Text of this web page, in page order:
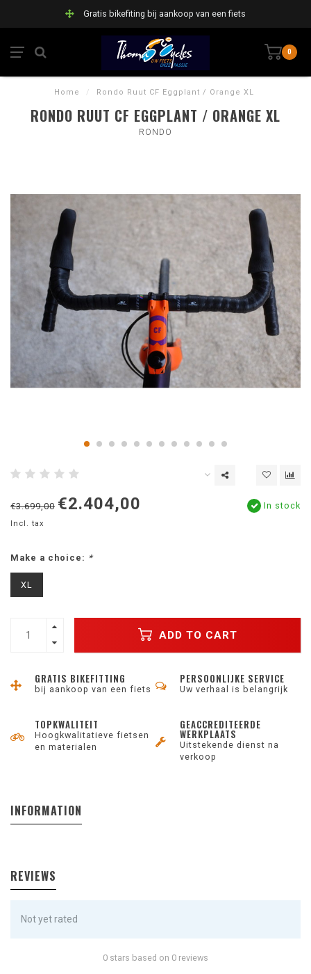
Gratis bikefiting bij aankoop van een fiets
0
Home / Rondo Ruut CF Eggplant / Orange XL
RONDO RUUT CF EGGPLANT / ORANGE XL
RONDO
€3.699,00 €2.404,00
Incl. tax
In stock
Make a choice: *
XL
ADD TO CART
GRATIS BIKEFITTING
bij aankoop van een fiets
PERSOONLIJKE SERVICE
Uw verhaal is belangrijk
TOPKWALITEIT
Hoogkwalitatieve fietsen
en materialen
GEACCREDITEERDE
WERKPLAATS
Uitstekende dienst na
verkoop
INFORMATION
REVIEWS
Not yet rated
0 stars based on 0 reviews